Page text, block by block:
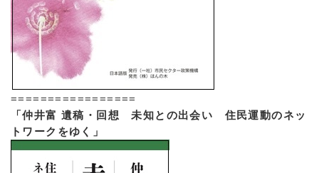
=================
「仲井富 遺稿・回想 未知との出会い 住民運動のネッ
トワークをゆく」